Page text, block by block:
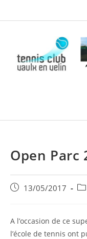
to
Open Parc
Publication
13/05/2017
Post
A l’occasion de ce
l’école de tennis ont